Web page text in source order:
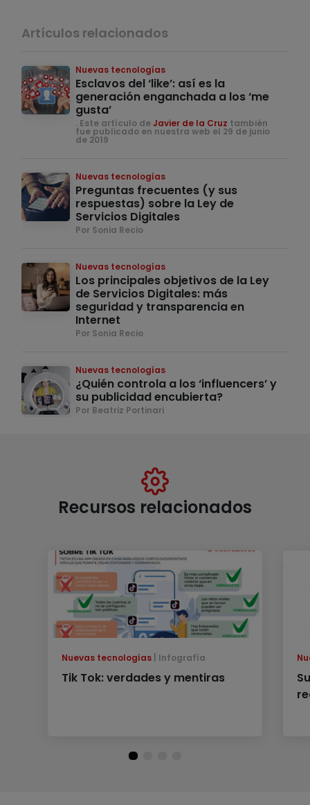
Artículos relacionados
Nuevas tecnologías
Esclavos del ‘like’: así es la
generación enganchada a los ‘me
gusta’
. Este artículo deJavier de la Cruz también
fue publicado en nuestra web el 29 de junio
de 2019
Nuevas tecnologías
Preguntas frecuentes (y sus
respuestas) sobre la Ley de
Servicios Digitales
Por Sonia Recio
Nuevas tecnologías
Los principales objetivos de la Ley
de Servicios Digitales: más
seguridad y transparencia en
Internet
Por Sonia Recio
Nuevas tecnologías
¿Quién controla a los ‘influencers’ y
su publicidad encubierta?
Por Beatriz Portinari
Recursos relacionados
Nuevas tecnologías Infografía
Tik Tok: verdades y mentiras